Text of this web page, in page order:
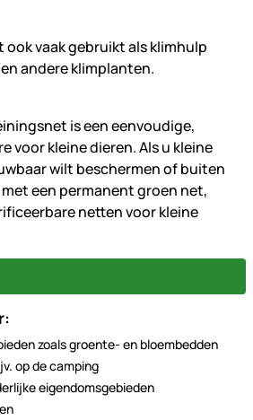
vaak gebruikt als klimhulp
andere klimplanten.
is een eenvoudige,
voor kleine dieren. Als u kleine
wilt beschermen of buiten
een permanent groen net,
netten voor kleine
zoals groente- en bloembedden
op de camping
eigendomsgebieden